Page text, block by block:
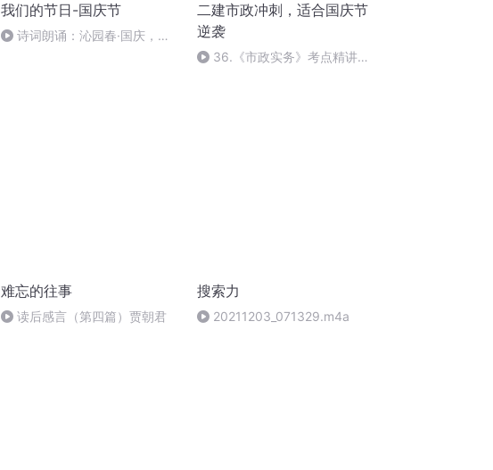
我们的节日-国庆节
诗词朗诵：沁园春·国庆，朗
二建市政冲刺，适合国庆节
逆袭
36.《市政实务》考点精讲第
难忘的往事
读后感言（第四篇）贾朝君
搜索力
20211203_071329.m4a